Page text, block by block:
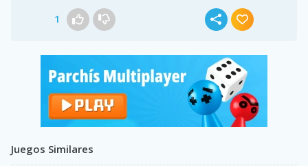
1
Juegos Similares